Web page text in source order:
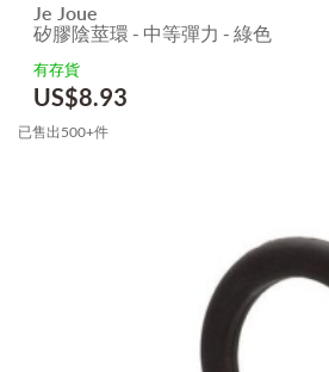
Je Joue
矽膠陰莖環 - 中等彈力 - 綠色
有存貨
US$8.93
已售出500+件